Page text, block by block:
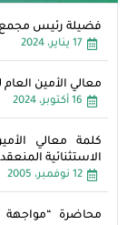
فضيلة رئيس مجمع
17 يناير، 2024
معالي الأمين
16 أكتوبر، 2024
كلمة معالي
الاستثنائية
12 نوفمبر، 2005
محاضرة “مواجهة